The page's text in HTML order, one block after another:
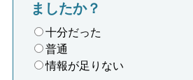
ましたか？
十分だった
普通
情報が足りない